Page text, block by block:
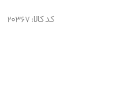
کد کالا: 20367